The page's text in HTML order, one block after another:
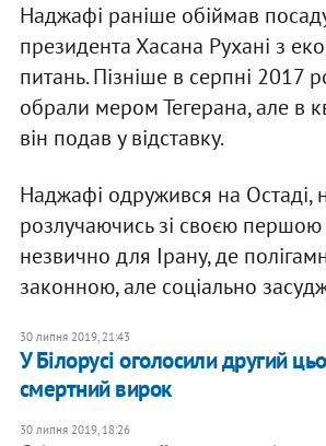
Наджафі раніше обіймав
президента Хасана Рухані з
питань. Пізніше в серпні 2017
обрали мером Тегерана, але в
він подав у відставку.
Наджафі одружився на Остаді,
розлучаючись зі своєю
незвично для Ірану, де
законною, але соціально
30 липня 2019, 21:43
У Білорусі оголосили другий
смертний вирок
30 липня 2019, 18:26